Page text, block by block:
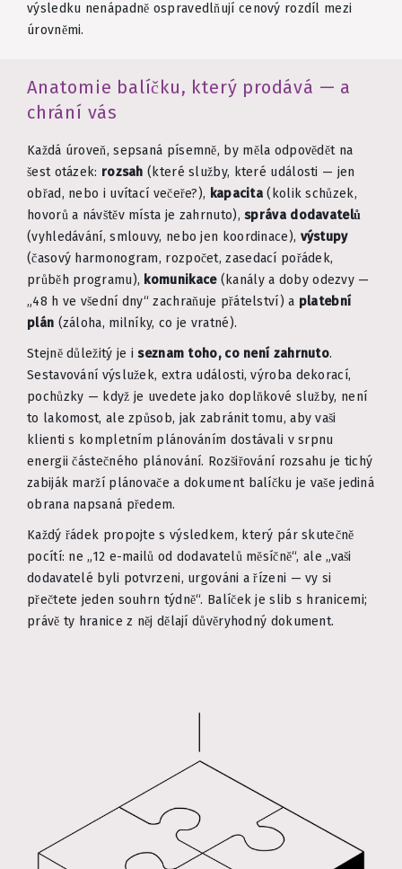
výsledku nenápadně ospravedlňují cenový rozdíl mezi
úrovněmi.
Anatomie balíčku, který prodává — a
chrání vás
Každá úroveň, sepsaná písemně, by měla odpovědět na
šest otázek: rozsah (které služby, které události — jen
obřad, nebo i uvítací večeře?), kapacita (kolik schůzek,
hovorů a návštěv místa je zahrnuto),správa dodavatelů
(vyhledávání, smlouvy, nebo jen koordinace), výstupy
(časový harmonogram, rozpočet, zasedací pořádek,
průběh programu), komunikace(kanály a doby odezvy —
„48 h ve všední dny“ zachraňuje přátelství) a platební
plán (záloha, milníky, co je vratné).
Stejně důležitý je iseznam toho, co není zahrnuto.
Sestavování výslužek, extra události, výroba dekorací,
pochůzky — když je uvedete jako doplňkové služby, není
to lakomost, ale způsob, jak zabránit tomu, aby vaši
klienti s kompletním plánováním dostávali v srpnu
energii částečného plánování. Rozšiřování rozsahu je tichý
zabiják marží plánovače a dokument balíčku je vaše jediná
obrana napsaná předem.
Každý řádek propojte s výsledkem, který pár skutečně
pocítí: ne „12 e-mailů od dodavatelů měsíčně“, ale „vaši
dodavatelé byli potvrzeni, urgováni a řízeni — vy si
přečtete jeden souhrn týdně“. Balíček je slib s hranicemi;
právě ty hranice z něj dělají důvěryhodný dokument.